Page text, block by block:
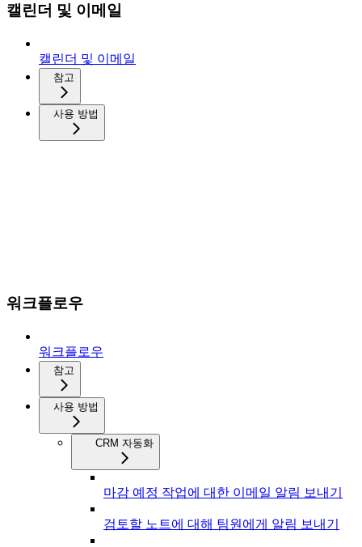
캘린더 및 이메일
캘린더 및 이메일
참고
사용 방법
워크플로우
워크플로우
참고
사용 방법
CRM 자동화
마감 예정 작업에 대한 이메일 알림 보내기
검토할 노트에 대해 팀원에게 알림 보내기